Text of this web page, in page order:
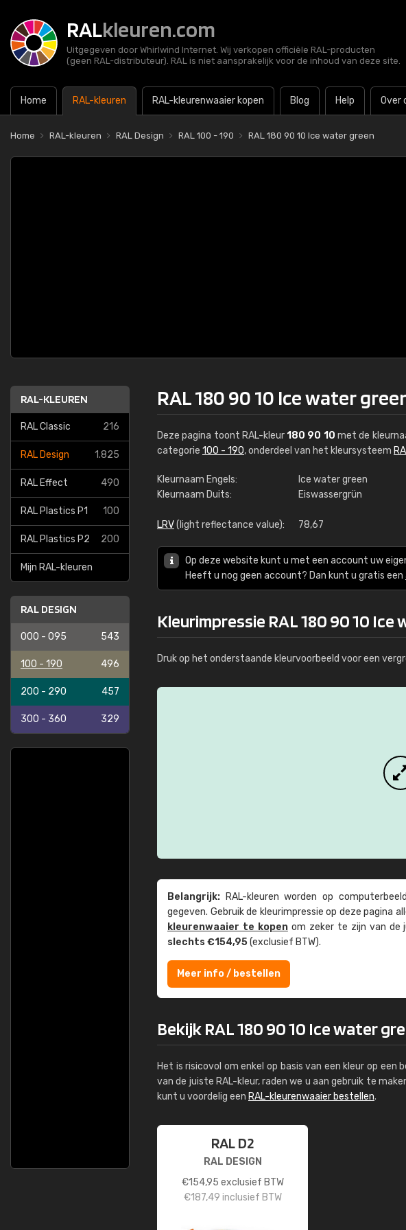
RALkleuren.com
Uitgegeven door Whirlwind Internet. Wij verkopen officiële RAL-producten
(geen RAL-distributeur). RAL is niet aansprakelijk voor de inhoud van deze site.
Home RAL-kleuren RAL-kleurenwaaier kopen Blog Help Over
Home RAL-kleuren RAL Design RAL 100 - 190 RAL 180 90 10 Ice water green
RAL-KLEUREN
RAL Classic 216
RAL Design 1.825
RAL Effect 490
RAL Plastics P1 100
RAL Plastics P2 200
Mijn RAL-kleuren
RAL DESIGN
000 - 095 543
100 - 190 496
200 - 290 457
300 - 360 329
RAL 180 90 10 Ice water
Deze pagina toont RAL-kleur180 90 10 met de
categorie 100 - 190, onderdeel van het kleursysteem
Kleurnaam Engels:
Ice water green
Kleurnaam Duits:
Eiswassergrün
LRV(light reflectance value): 78,67
Op deze website kunt u met een account uw
Heeft u nog geen account? Dan kunt u gratis een
Kleurimpressie RAL 180 90 10 Ice
Druk op het onderstaande kleurvoorbeeld voor een
Belangrijk: RAL-kleuren worden op
gegeven. Gebruik de kleur­impressie op deze pagina
kleuren­waaier te kopenom zeker te zijn van de
slechts €154,95(exclusief BTW).
Meer info / bestellen
Bekijk RAL 180 90 10 Ice water
Het is risicovol om enkel op basis van een kleur op
van de juiste RAL-kleur, raden we u aan gebruik te
kunt u voordelig een RAL-kleurenwaaier bestellen.
RAL D2
RAL DESIGN
€154,95 exclusief BTW
€187,49 inclusief BTW